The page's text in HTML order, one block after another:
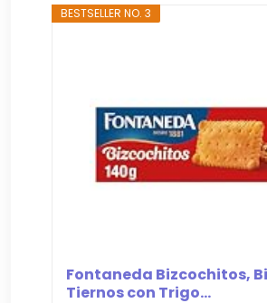
BESTSELLER NO. 3
Fontaneda Bizcochitos,
Tiernos con Trigo...